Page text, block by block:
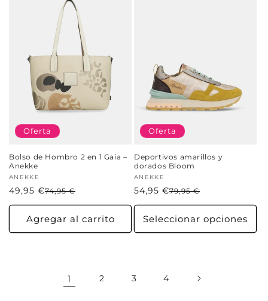
Oferta
Bolso de Hombro 2 en 1 Gaia –
Anekke
Proveedor:
ANEKKE
habitual
74,95 €
de
oferta
49,95 €
Agregar al carrito
Oferta
Deportivos amarillos y
dorados Bloom
Proveedor:
ANEKKE
habitual
79,95 €
de
oferta
54,95 €
Seleccionar opciones
1 2 3 4